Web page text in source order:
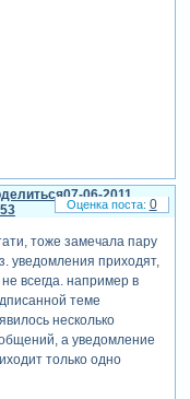
07-06-2011
тоже замечала пару
уведомления приходят,
всегда. например в
теме
несколько
а уведомление
только одно
0